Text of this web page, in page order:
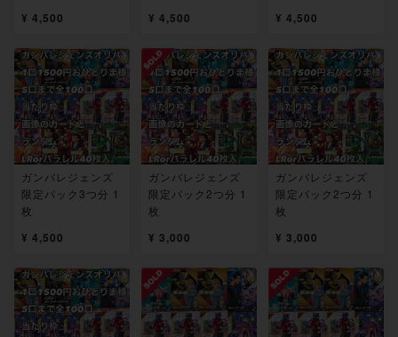
¥ 4,500 ¥ 4,500 ¥ 4,500
ガンバレジェンズ
限定パック3つ分 1
枚
¥ 4,500
ガンバレジェンズ
限定パック2つ分 1
枚
¥ 3,000
ガンバレジェンズ
限定パック2つ分 1
枚
¥ 3,000